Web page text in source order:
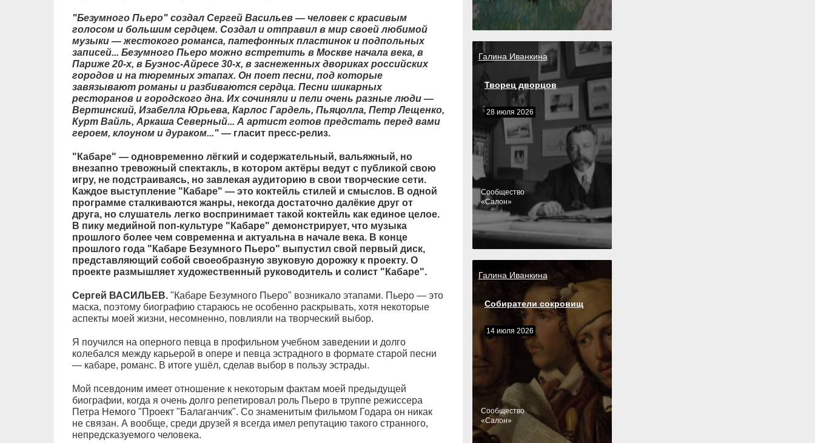
"Безумного Пьеро" создал Сергей Васильев — человек с красивым
голосом и большим сердцем. Создал и отправил в мир своей любимой
музыки — жестокого романса, патефонных пластинок и подпольных
записей... Безумного Пьеро можно встретить в Москве начала века, в
Париже 20-х, в Буэнос-Айресе 30-х, в заснеженных двориках российских
городов и на тюремных этапах. Он поет песни, под которые
завязывают романы и разбиваются сердца. Песни шикарных
ресторанов и городского дна. Их сочиняли и пели очень разные люди —
Вертинский, Изабелла Юрьева, Карлос Гардель, Пьяцолла, Петр Лещенко,
Курт Вайль, Аркаша Северный... А артист готов предстать перед вами
героем, клоуном и дураком..."— гласит пресс-релиз.
"Кабаре" — одновременно лёгкий и содержательный, вальяжный, но
внезапно тревожный спектакль, в котором актёры ведут с публикой свою
игру, не подстраиваясь, но завлекая аудиторию в свои творческие сети.
Каждое выступление "Кабаре" — это коктейль стилей и смыслов. В одной
программе сталкиваются жанры, некогда достаточно далёкие друг от
друга, но слушатель легко воспринимает такой коктейль как единое целое.
В пику медийной поп-культуре "Кабаре" демонстрирует, что музыка
прошлого более чем современна и актуальна в начале века. В конце
прошлого года "Кабаре Безумного Пьеро" выпустил свой первый диск,
представляющий собой своеобразную звуковую дорожку к проекту. О
проекте размышляет художественный руководитель и солист "Кабаре".
Сергей ВАСИЛЬЕВ."Кабаре Безумного Пьеро" возникало этапами. Пьеро — это
маска, поэтому биографию стараюсь не особенно раскрывать, хотя некоторые
аспекты моей жизни, несомненно, повлияли на творческий выбор.
Я поучился на оперного певца в профильном учебном заведении и долго
колебался между карьерой в опере и певца эстрадного в формате старой песни
— кабаре, романс. В итоге ушёл, сделав выбор в пользу эстрады.
Мой псевдоним имеет отношение к некоторым фактам моей предыдущей
биографии, когда я очень долго репетировал роль Пьеро в труппе режиссера
Петра Немого "Проект "Балаганчик". Со знаменитым фильмом Годара он никак
не связан. А вообще, среди друзей я всегда имел репутацию такого странного,
непредсказуемого человека.
Галина Иванкина
Творец дворцов
28 июля 2026
Cообщество
«Салон»
Галина Иванкина
Собиратели сокровищ
14 июля 2026
Cообщество
«Салон»